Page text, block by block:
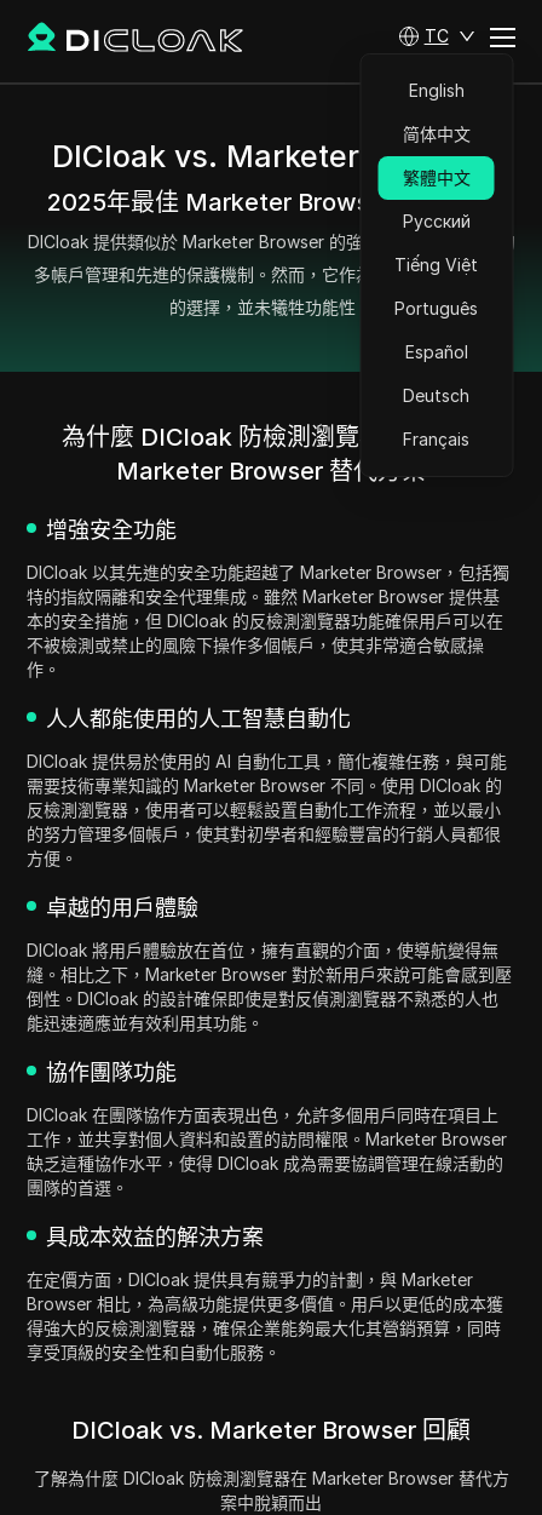
TC
English
简体中文
繁體中文
Русский
Tiếng Việt
Português
Español
Deutsch
Français
DICloak vs. Marketer Browser
2025年最佳 Marketer Browser 替代方案
DICloak 提供類似於 Marketer Browser 的強大功能，例如安全的
多帳戶管理和先進的保護機制。然而，它作為一個更具成本效益
的選擇，並未犧牲功能性。
為什麼 DICloak 防檢測瀏覽器是最佳的
Marketer Browser 替代方案
增強安全功能
DICloak 以其先進的安全功能超越了 Marketer Browser，包括獨
特的指紋隔離和安全代理集成。雖然 Marketer Browser 提供基
本的安全措施，但 DICloak 的反檢測瀏覽器功能確保用戶可以在
不被檢測或禁止的風險下操作多個帳戶，使其非常適合敏感操
作。
人人都能使用的人工智慧自動化
DICloak 提供易於使用的 AI 自動化工具，簡化複雜任務，與可能
需要技術專業知識的 Marketer Browser 不同。使用 DICloak 的
反檢測瀏覽器，使用者可以輕鬆設置自動化工作流程，並以最小
的努力管理多個帳戶，使其對初學者和經驗豐富的行銷人員都很
方便。
卓越的用戶體驗
DICloak 將用戶體驗放在首位，擁有直觀的介面，使導航變得無
縫。相比之下，Marketer Browser 對於新用戶來說可能會感到壓
倒性。DICloak 的設計確保即使是對反偵測瀏覽器不熟悉的人也
能迅速適應並有效利用其功能。
協作團隊功能
DICloak 在團隊協作方面表現出色，允許多個用戶同時在項目上
工作，並共享對個人資料和設置的訪問權限。Marketer Browser
缺乏這種協作水平，使得 DICloak 成為需要協調管理在線活動的
團隊的首選。
具成本效益的解決方案
在定價方面，DICloak 提供具有競爭力的計劃，與 Marketer
Browser 相比，為高級功能提供更多價值。用戶以更低的成本獲
得強大的反檢測瀏覽器，確保企業能夠最大化其營銷預算，同時
享受頂級的安全性和自動化服務。
DICloak vs. Marketer Browser 回顧
了解為什麼 DICloak 防檢測瀏覽器在 Marketer Browser 替代方
案中脫穎而出